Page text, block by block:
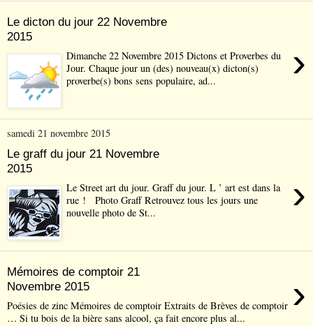
Le dicton du jour 22 Novembre
2015
›
Dimanche 22 Novembre 2015 Dictons et Proverbes du
Jour. Chaque jour un (des) nouveau(x) dicton(s)
proverbe(s) bons sens populaire, ad...
samedi 21 novembre 2015
Le graff du jour 21 Novembre
2015
›
Le Street art du jour. Graff du jour. L ’ art est dans la
rue ! Photo Graff Retrouvez tous les jours une
nouvelle photo de St...
Mémoires de comptoir 21
Novembre 2015
›
Poésies de zinc Mémoires de comptoir Extraits de Brèves de comptoir
… Si tu bois de la bière sans alcool, ça fait encore plus al...